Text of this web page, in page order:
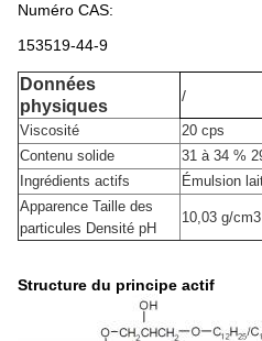
Numéro CAS:
153519-44-9
Données
physiques
/
Viscosité
20 cps
Contenu solide
31 à 34 %
Ingrédients actifs
Émulsion
Apparence Taille des
particules Densité pH
10,03 g/
Structure du principe actif